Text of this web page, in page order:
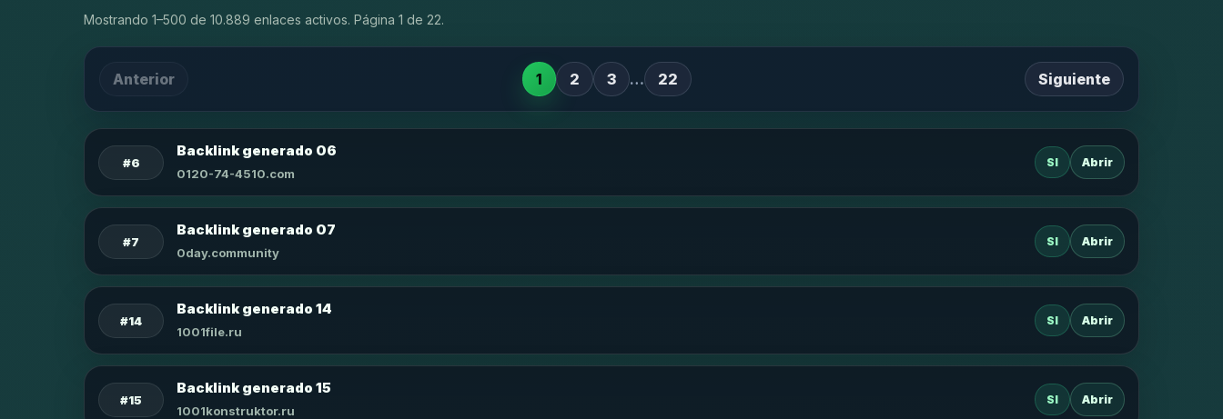
Mostrando 1–500 de 10.889 enlaces activos. Página 1 de 22.
Anterior 1 2 3 … 22 Siguiente
#6
Backlink generado 06
0120-74-4510.com
SI Abrir
#7
Backlink generado 07
0day.community
SI Abrir
#14
Backlink generado 14
1001file.ru
SI Abrir
#15
Backlink generado 15
1001konstruktor.ru
SI Abrir